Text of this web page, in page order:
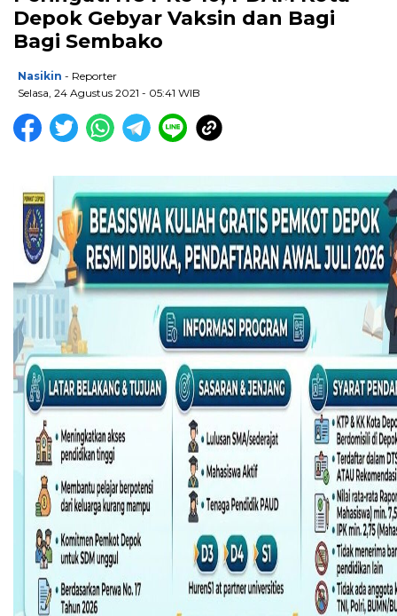
Depok Gebyar Vaksin dan Bagi
Bagi Sembako
Nasikin - Reporter
Selasa, 24 Agustus 2021 - 05:41 WIB